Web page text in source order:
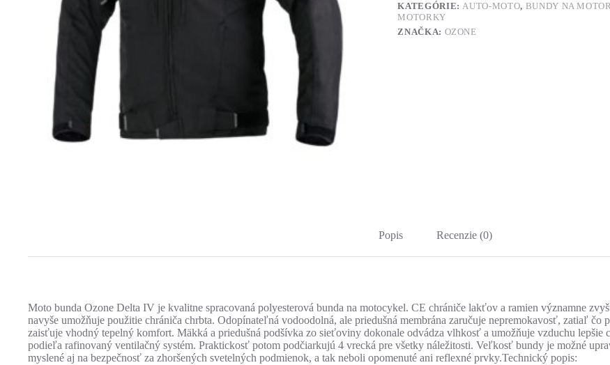
KATEGÓRIE:AUTO-MOTO, BUNDY NA
MOTORKY
ZNAČKA: OZONE
Popis Recenzie (0)
Moto bunda Ozone Delta IV je kvalitne spracovaná polyesterová bunda na motocykel. CE chrániče lakťov a ramien významne
navyše umožňuje použitie chrániča chrbta. Odopínateľná vodoodolná, ale priedušná membrána zaručuje nepremokavosť, zatiaľ
zaisťuje vhodný tepelný komfort. Mäkká a priedušná podšívka zo sieťoviny dokonale odvádza vlhkosť a umožňuje vzduchu lepšie
podieľa rafinovaný ventilačný systém. Praktickosť potom podčiarkujú 4 vrecká pre všetky náležitosti. Veľkosť bundy je možné
myslené aj na bezpečnosť za zhoršených svetelných podmienok, a tak neboli opomenuté ani reflexné prvky.Technický popis: